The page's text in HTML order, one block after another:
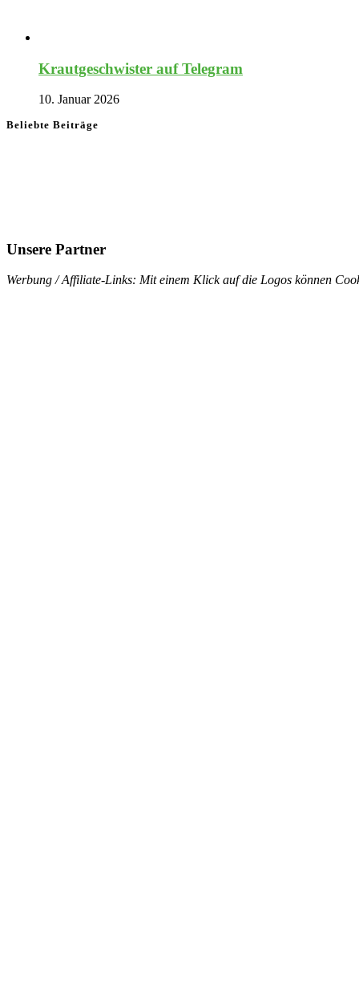
Krautgeschwister auf Telegram
10. Januar 2026
Beliebte Beiträge
Unsere Partner
Werbung / Affiliate-Links: Mit einem Klick auf die Logos können